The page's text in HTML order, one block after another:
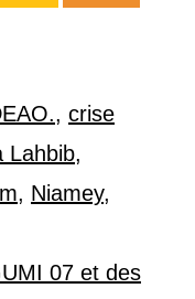
, crise
Lahbib,
, Niamey,
07 et des